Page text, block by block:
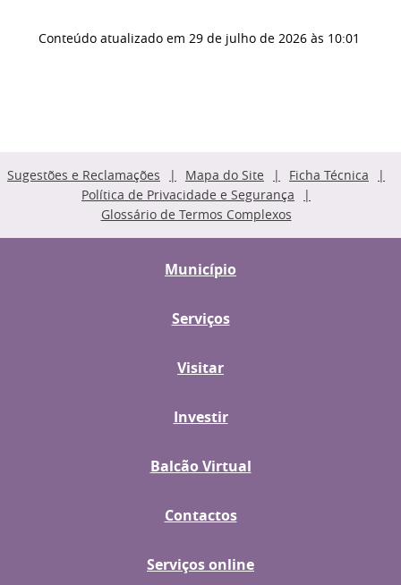
Conteúdo atualizado em 29 de julho de 2026 às 10:01
Sugestões e Reclamações Mapa do Site
Ficha Técnica
Política de Privacidade e Segurança
Glossário de Termos Complexos
Município
Serviços
Visitar
Investir
Balcão Virtual
Contactos
Serviços online